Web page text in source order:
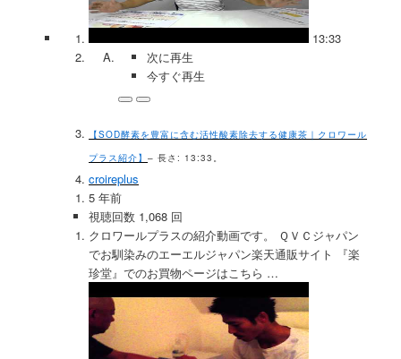
13:33
次に再生
今すぐ再生
【SOD酵素を豊富に含む活性酸素除去する健康茶｜クロワール
プラス紹介】– 長さ: 13:33。
croireplus
5 年前
視聴回数 1,068 回
クロワールプラスの紹介動画です。 ＱＶＣジャパン
でお馴染みのエーエルジャパン楽天通販サイト 『楽
珍堂』でのお買物ページはこちら …